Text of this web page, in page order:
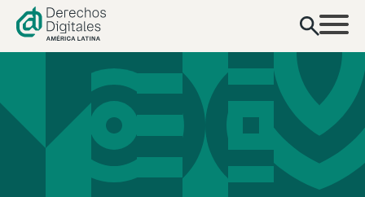
contenido